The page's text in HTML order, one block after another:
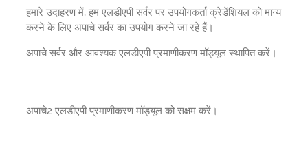
हमारे उदाहरण में, हम एलडीएपी सर्वर पर उपयोगकर्ता क्रेडेंशियल को मान्य
करने के लिए अपाचे सर्वर का उपयोग करने जा रहे हैं।
अपाचे सर्वर और आवश्यक एलडीएपी प्रमाणीकरण मॉड्यूल स्थापित करें।
अपाचे2 एलडीएपी प्रमाणीकरण मॉड्यूल को सक्षम करें।